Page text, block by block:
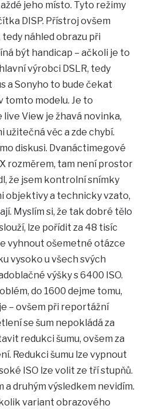
jeho místo. Tyto režimy
DISP. Přístroj ovšem
náhled obrazu při
být handicap – ačkoli je to
výrobci DSLR, tedy
a Sonyho to bude čekat
tomto modelu. Je to
View je žhavá novinka,
užitečná věc a zde chybí.
diskusi. Dvanáctimegové
rozměrem, tam není prostor
že jsem kontrolní snímky
objektivy a technicky vzato,
Myslím si, že tak dobré tělo
lze pořídit za 48 tisíc
vyhnout ošemetné otázce
vysoko u všech svých
výšky s 6400 ISO.
do 1600 dejme tomu,
– ovšem při reportážní
se šum nepokládá za
redukci šumu, ovšem za
Redukci šumu lze vypnout
ISO lze volit ze tří stupňů.
a druhým výsledkem nevidím.
variant obrazového